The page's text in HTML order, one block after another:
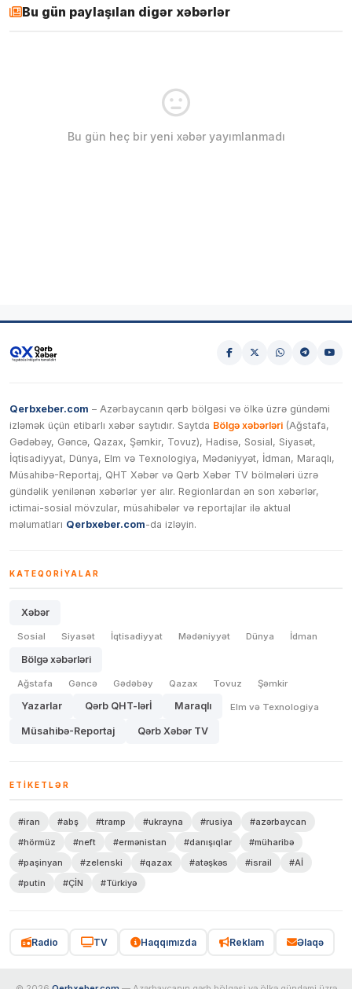
Bu gün paylaşılan digər xəbərlər
Bu gün heç bir yeni xəbər yayımlanmadı
Qerbxeber.com – Azərbaycanın qərb bölgəsi və ölkə üzrə gündəmi
izləmək üçün etibarlı xəbər saytıdır. Saytda Bölgə xəbərləri (Ağstafa,
Gədəbəy, Gəncə, Qazax, Şəmkir, Tovuz), Hadisə, Sosial, Siyasət,
İqtisadiyyat, Dünya, Elm və Texnologiya, Mədəniyyət, İdman, Maraqlı,
Müsahibə-Reportaj, QHT Xəbər və Qərb Xəbər TV bölmələri üzrə
gündəlik yenilənən xəbərlər yer alır. Regionlardan ən son xəbərlər,
ictimai-sosial mövzular, müsahibələr və reportajlar ilə aktual
məlumatları Qerbxeber.com-da izləyin.
KATEQORIYALAR
Xəbər
Sosial Siyasət İqtisadiyyat Mədəniyyət Dünya İdman
Bölgə xəbərləri
Ağstafa Gəncə Gədəbəy Qazax Tovuz Şəmkir
Yazarlar Qərb QHT-lərİ Maraqlı Elm və Texnologiya
Müsahibə-Reportaj Qərb Xəbər TV
ETIKETLƏR
#iran #abş #tramp #ukrayna #rusiya
#azərbaycan
#hörmüz
#neft #ermənistan #danışıqlar
#müharibə
#paşinyan
#zelenski #qazax #atəşkəs #israil
#Aİ
#putin
#ÇİN #Türkiyə
Radio TV Haqqımızda Reklam Əlaqə